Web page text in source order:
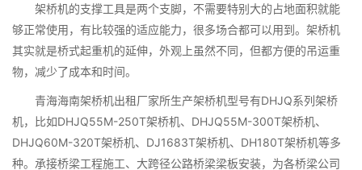
架桥机的支撑工具是两个支脚，不需要特别大的占地面积就能
够正常使用，有比较强的适应能力，很多场合都可以用到。架桥机
其实就是桥式起重机的延伸，外观上虽然不同，但都方便的吊运重
物，减少了成本和时间。
青海海南架桥机出租厂家所生产架桥机型号有DHJQ系列架桥
机，比如DHJQ55M-250T架桥机、DHJQ55M-300T架桥机、
DHJQ60M-320T架桥机、DJ1683T架桥机、DH180T架桥机等多
种。承接桥梁工程施工、大跨径公路桥梁梁板安装，为各桥梁公司